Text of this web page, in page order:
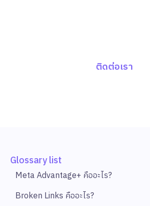
Glossary list
Meta Advantage+ คืออะไร?
Broken Links คืออะไร?
ติดต่อเรา